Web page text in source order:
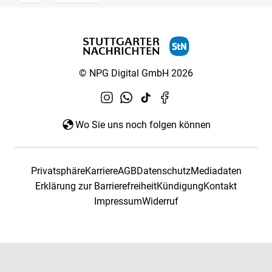
© NPG Digital GmbH 2026
Wo Sie uns noch folgen können
PrivatsphäreKarriereAGBDatenschutzMediadaten
Erklärung zur BarrierefreiheitKündigungKontakt
ImpressumWiderruf